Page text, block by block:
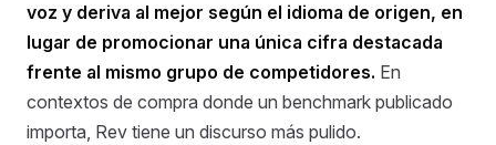
voz y deriva al mejor según el idioma de origen, en
lugar de promocionar una única cifra destacada
frente al mismo grupo de competidores. En
contextos de compra donde un benchmark publicado
importa, Rev tiene un discurso más pulido.